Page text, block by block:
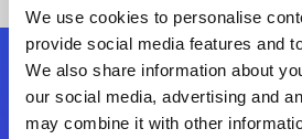
We use cookies to personalise
provide social media features and
We also share information about
our social media, advertising and
may combine it with other
フォローする